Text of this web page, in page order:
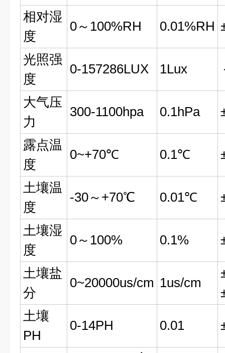
相对湿
度
0～100%RH 0.01%RH
光照强
度
0-157286LUX 1Lux
大气压
力
300-1100hpa 0.1hPa
露点温
度
0~+70℃ 0.1℃
土壤温
度
-30～+70℃ 0.01℃
土壤湿
度
0～100% 0.1%
土壤盐
分
0~20000us/cm 1us/cm
土壤
PH
0-14PH 0.01